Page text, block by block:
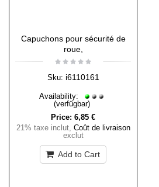
Capuchons pour sécurité de
roue,
Sku: i6110161
Availability:
(verfügbar)
Price: 6,85 €
21% taxe inclut, Coût de livraison
exclut
Add to Cart